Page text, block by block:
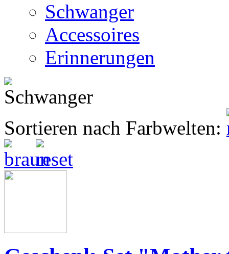
Schwanger
Accessoires
Erinnerungen
Sortieren nach Farbwelten: